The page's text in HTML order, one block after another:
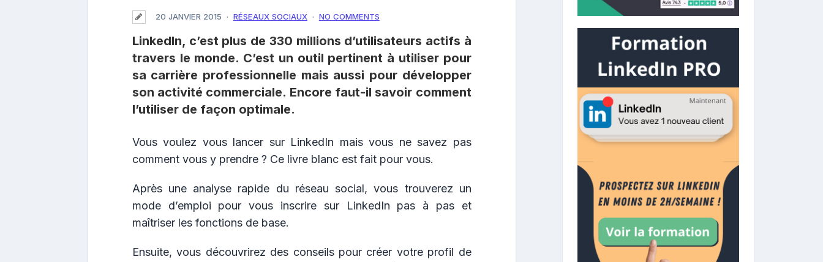
20 JANVIER 2015 RÉSEAUX SOCIAUX NO COMMENTS
LinkedIn, c’est plus de 330 millions d’utilisateurs actifs à
travers le monde. C’est un outil pertinent à utiliser pour
sa carrière professionnelle mais aussi pour développer
son activité commerciale. Encore faut-il savoir comment
l’utiliser de façon optimale.
Vous voulez vous lancer sur LinkedIn mais vous ne savez pas
comment vous y prendre ? Ce livre blanc est fait pour vous.
Après une analyse rapide du réseau social, vous trouverez un
mode d’emploi pour vous inscrire sur LinkedIn pas à pas et
maîtriser les fonctions de base.
Ensuite, vous découvrirez des conseils pour créer votre profil de